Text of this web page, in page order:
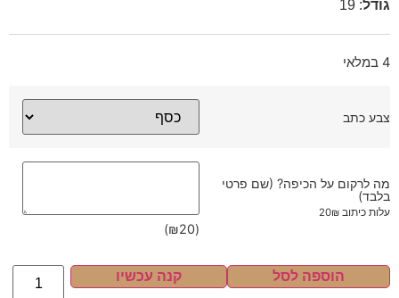
גודל:
19
4 במלאי
צבע כתב
מה לרקום על הכיפה? (שם פרטי
בלבד)
עלות כיתוב 20₪
(
₪20
)
הוספה לסל קנה עכשיו